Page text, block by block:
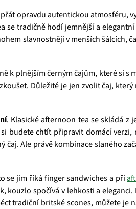
opravdu autentickou atmosféru,
tradičně hodí jemnější a
slavnostněji v menších šálcích,
k plnějším černým čajům, které si
Důležité je jen zvolit čaj,
. Klasické afternoon tea se skládá z
budete chtít připravit domácí
Ale právě kombinace slaného
se jim říká finger sandwiches a při
spočívá v lehkosti a
tradiční britské scones, můžete je